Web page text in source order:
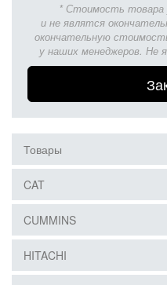
* Стоимость товара
и не являтся
окончательную
у наших менеджеров. Не
Товары
CAT
CUMMINS
HITACHI